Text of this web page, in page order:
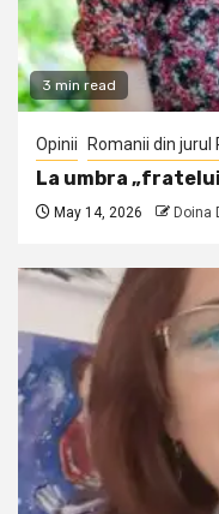
3 min read
Opinii Romanii din jurul
La umbra
May 14, 2026 Doina